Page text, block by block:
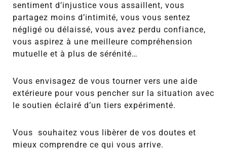
sentiment d’injustice vous assaillent, vous
partagez moins d’intimité, vous vous sentez
négligé ou délaissé, vous avez perdu confiance,
vous aspirez à une meilleure compréhension
mutuelle et à plus de sérénité…
Vous envisagez de vous tourner vers une aide
extérieure pour vous pencher sur la situation avec
le soutien éclairé d’un tiers expérimenté.
Vous souhaitez vous libèrer de vos doutes et
mieux comprendre ce qui vous arrive.